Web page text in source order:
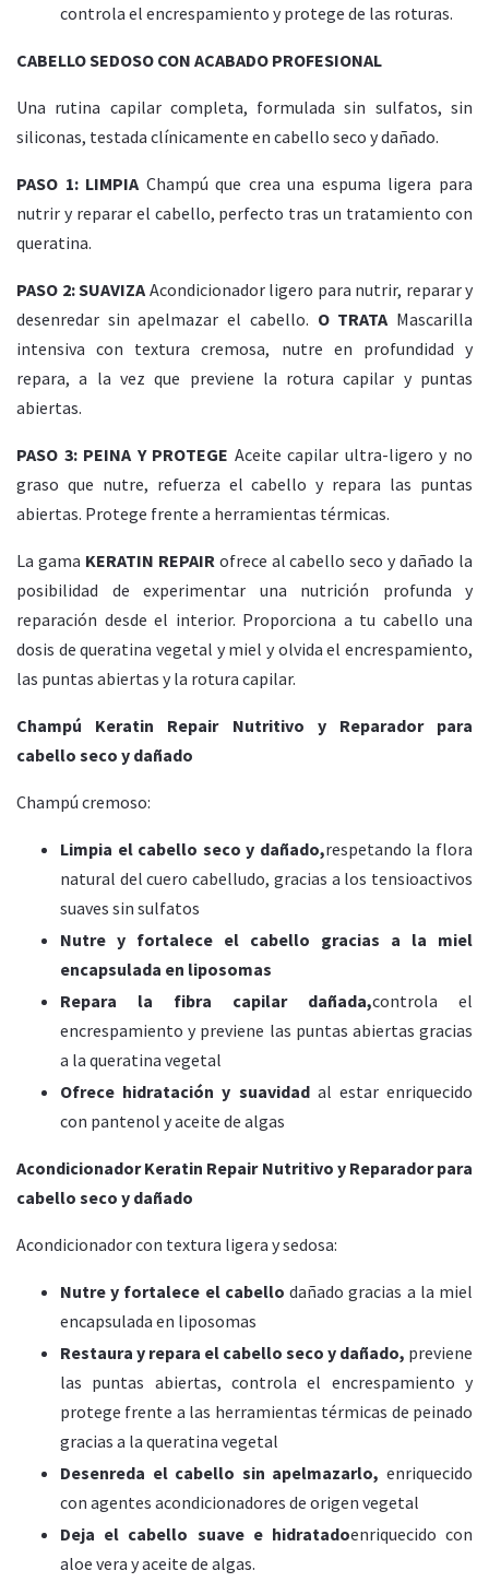
controla el encrespamiento y protege de las roturas.
CABELLO SEDOSO CON ACABADO PROFESIONAL
Una rutina capilar completa, formulada sin sulfatos, sin
siliconas, testada clínicamente en cabello seco y dañado.
PASO 1: LIMPIA Champú que crea una espuma ligera para
nutrir y reparar el cabello, perfecto tras un tratamiento con
queratina.
PASO 2: SUAVIZA Acondicionador ligero para nutrir, reparar y
desenredar sin apelmazar el cabello. O TRATA Mascarilla
intensiva con textura cremosa, nutre en profundidad y
repara, a la vez que previene la rotura capilar y puntas
abiertas.
PASO 3: PEINA Y PROTEGE Aceite capilar ultra-ligero y no
graso que nutre, refuerza el cabello y repara las puntas
abiertas. Protege frente a herramientas térmicas.
La gama KERATIN REPAIR ofrece al cabello seco y dañado la
posibilidad de experimentar una nutrición profunda y
reparación desde el interior. Proporciona a tu cabello una
dosis de queratina vegetal y miel y olvida el encrespamiento,
las puntas abiertas y la rotura capilar.
Champú Keratin Repair Nutritivo y Reparador para
cabello seco y dañado
Champú cremoso:
Limpia el cabello seco y dañado,respetando la flora
natural del cuero cabelludo, gracias a los tensioactivos
suaves sin sulfatos
Nutre y fortalece el cabello gracias a la miel
encapsulada en liposomas
Repara la fibra capilar dañada,controla el
encrespamiento y previene las puntas abiertas gracias
a la queratina vegetal
Ofrece hidratación y suavidad al estar enriquecido
con pantenol y aceite de algas
Acondicionador Keratin Repair Nutritivo y Reparador para
cabello seco y dañado
Acondicionador con textura ligera y sedosa:
Nutre y fortalece el cabellodañado gracias a la miel
encapsulada en liposomas
Restaura y repara el cabello seco y dañado, previene
las puntas abiertas, controla el encrespamiento y
protege frente a las herramientas térmicas de peinado
gracias a la queratina vegetal
Desenreda el cabello sin apelmazarlo, enriquecido
con agentes acondicionadores de origen vegetal
Deja el cabello suave e hidratadoenriquecido con
aloe vera y aceite de algas.